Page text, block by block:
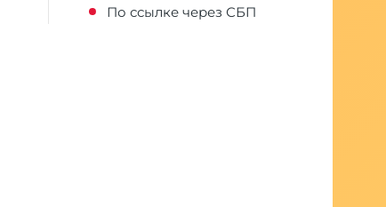
По ссылке через СБП